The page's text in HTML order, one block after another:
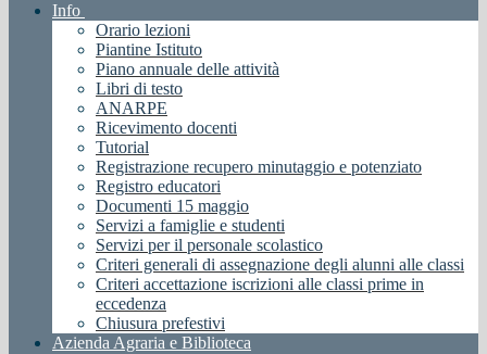
Info
Orario lezioni
Piantine Istituto
Piano annuale delle attività
Libri di testo
ANARPE
Ricevimento docenti
Tutorial
Registrazione recupero minutaggio e potenziato
Registro educatori
Documenti 15 maggio
Servizi a famiglie e studenti
Servizi per il personale scolastico
Criteri generali di assegnazione degli alunni alle classi
Criteri accettazione iscrizioni alle classi prime in
eccedenza
Chiusura prefestivi
Azienda Agraria e Biblioteca